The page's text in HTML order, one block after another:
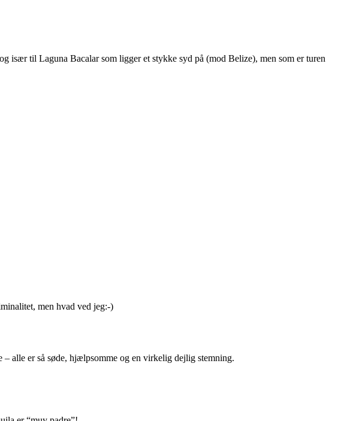
især til Laguna Bacalar som ligger et stykke syd på (mod Belize), men som er turen
men hvad ved jeg:-)
alle er så søde, hjælpsomme og en virkelig dejlig stemning.